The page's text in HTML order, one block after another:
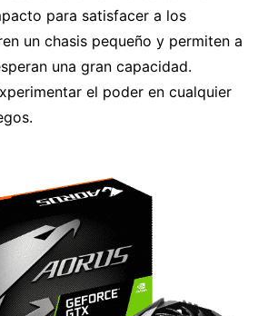
para satisfacer a los
un chasis pequeño y permiten a
una gran capacidad.
el poder en cualquier